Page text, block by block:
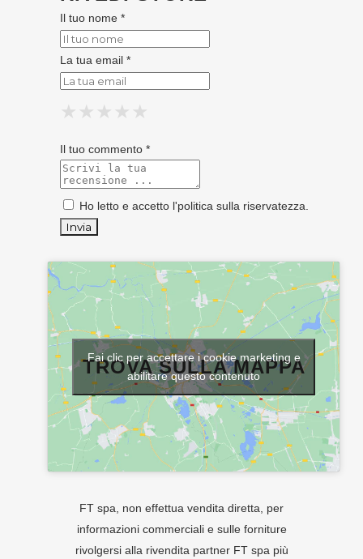
Il tuo nome *
La tua email *
★
★ ★
★ ★ ★
★ ★ ★ ★
★ ★ ★ ★ ★
Il tuo commento *
Ho letto e accetto l'politica sulla riservatezza
TROVA SULLA MAPPA
Fai clic per accettare i cookie marketing e
abilitare questo contenuto
FT spa, non effettua vendita diretta, per
informazioni commerciali e sulle forniture
rivolgersi alla rivendita partner FT spa più